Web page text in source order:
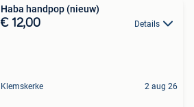
Haba handpop (nieuw)
€ 12,00 Details
Klemskerke 2 aug 26